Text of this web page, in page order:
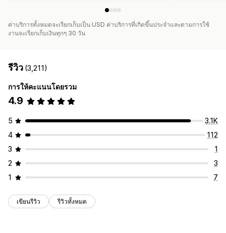
ค่าบริการทั้งหมดจะเรียกเก็บเป็น USD ค่าบริการที่เกิดขึ้นประจำและตามการใช้
งานจะเรียกเก็บเงินทุกๆ 30 วัน
รีวิว (3,211)
การให้คะแนนโดยรวม
4.9
5
3.1K
4
112
3
1
2
3
1
7
เขียนรีวิว รีวิวทั้งหมด